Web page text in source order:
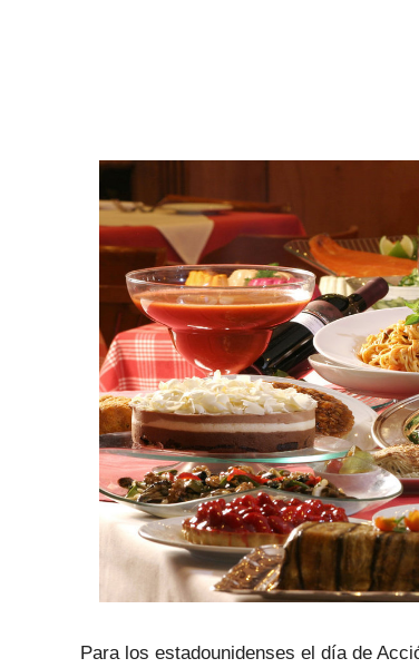
Para los estadounidenses el día de